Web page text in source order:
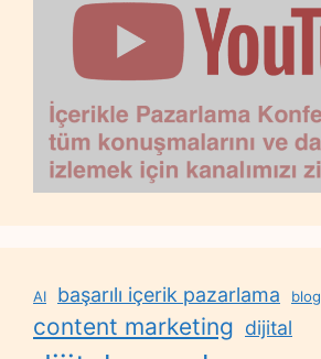
AI başarılı içerik pazarlama blog
content marketing dijital